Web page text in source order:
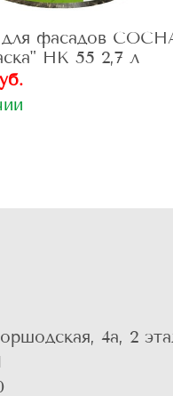
фасадов
НК 55 2,7 л
4а, 2